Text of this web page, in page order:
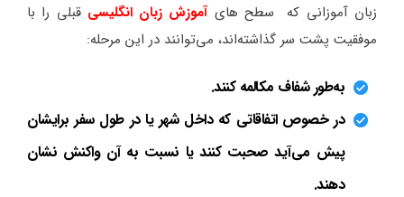
زبان آموزانی که سطح های آموزش زبان انگلیسی قبلی را با
موفقیت پشت سر گذاشته‌اند، می‌توانند در این مرحله:
به‌طور شفاف مکالمه کنند.
در خصوص اتفاقاتی که داخل شهر یا در طول سفر برایشان
پیش می‌آید صحبت کنند یا نسبت به آن واکنش نشان
دهند.